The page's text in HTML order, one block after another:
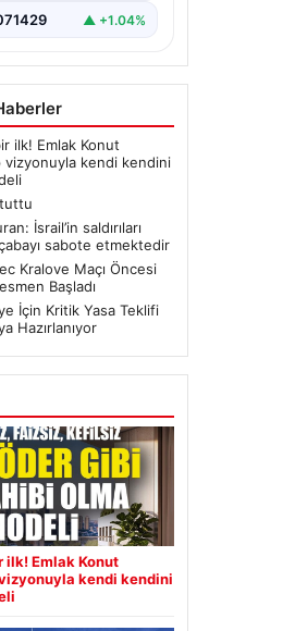
▲ +1.04%
ilk! Emlak Konut
vizyonuyla kendi kendini
İsrail’in saldırıları
sabote etmektedir
Kralove Maçı Öncesi
Başladı
İçin Kritik Yasa Teklifi
Hazırlanıyor
ilk! Emlak Konut
kendi kendini